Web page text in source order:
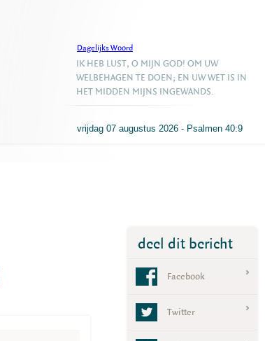
Dagelijks Woord
vrijdag 07 augustus 2026 - Psalmen 40:9
IK HEB LUST, O MIJN GOD! OM UW
WELBEHAGEN TE DOEN; EN UW WET IS IN
HET MIDDEN MIJNS INGEWANDS.
deel dit bericht
Facebook
Twitter